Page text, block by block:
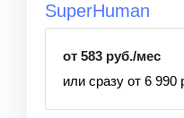
SuperHuman
от 583 руб./мес
или сразу от 6 990